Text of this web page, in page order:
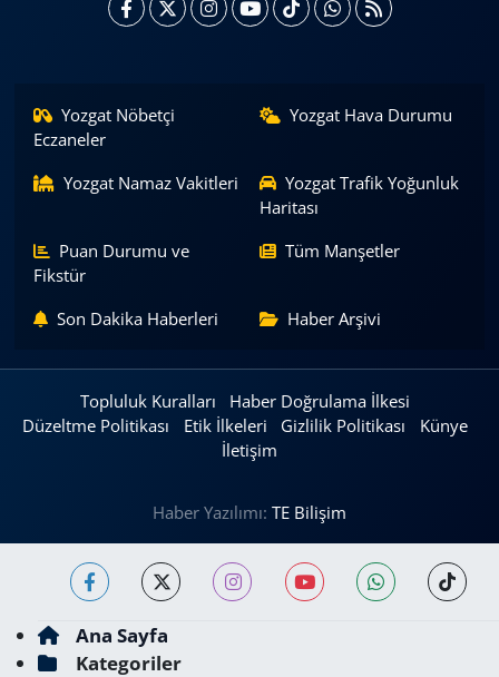
Yozgat Nöbetçi
Eczaneler
Yozgat Hava Durumu
Yozgat Namaz Vakitleri
Yozgat Trafik Yoğunluk
Haritası
Puan Durumu ve
Fikstür
Tüm Manşetler
Son Dakika Haberleri Haber Arşivi
Topluluk Kuralları
Haber Doğrulama İlkesi
Düzeltme Politikası
Etik İlkeleri Gizlilik Politikası
Künye
İletişim
Haber Yazılımı: TE Bilişim
Ana Sayfa
Kategoriler